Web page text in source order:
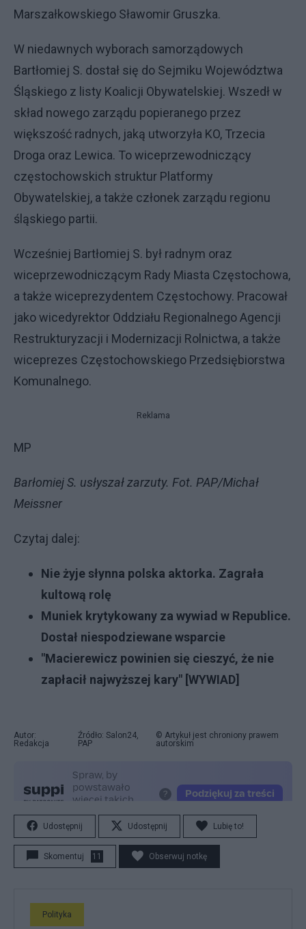
Marszałkowskiego Sławomir Gruszka.
W niedawnych wyborach samorządowych
Bartłomiej S. dostał się do Sejmiku Województwa
Śląskiego z listy Koalicji Obywatelskiej. Wszedł w
skład nowego zarządu popieranego przez
większość radnych, jaką utworzyła KO, Trzecia
Droga oraz Lewica. To wiceprzewodniczący
częstochowskich struktur Platformy
Obywatelskiej, a także członek zarządu regionu
śląskiego partii.
Wcześniej Bartłomiej S. był radnym oraz
wiceprzewodniczącym Rady Miasta Częstochowa,
a także wiceprezydentem Częstochowy. Pracował
jako wicedyrektor Oddziału Regionalnego Agencji
Restrukturyzacji i Modernizacji Rolnictwa, a także
wiceprezes Częstochowskiego Przedsiębiorstwa
Komunalnego.
Reklama
MP
Barłomiej S. usłyszał zarzuty. Fot. PAP/Michał
Meissner
Czytaj dalej:
Nie żyje słynna polska aktorka. Zagrała
kultową rolę
Muniek krytykowany za wywiad w Republice.
Dostał niespodziewane wsparcie
"Macierewicz powinien się cieszyć, że nie
zapłacił najwyższej kary" [WYWIAD]
Autor:
Redakcja
Źródło: Salon24,
PAP
© Artykuł jest chroniony prawem
autorskim
Udostępnij Udostępnij Lubię to!
Skomentuj 11 Obserwuj notkę
Polityka